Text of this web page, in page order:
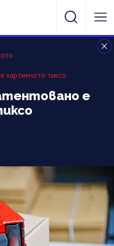
хартиеното тиксо
е